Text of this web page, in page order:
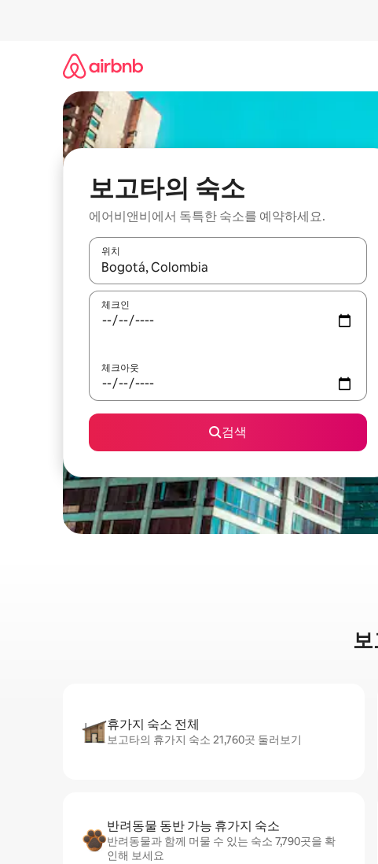
보고타의 숙소
에어비앤비에서 독특한 숙소를 예약하세요.
위치
결과가 나오면 위·아래 화살표 키를 사용하거나 터치 또는
체크인
체크아웃
검색
휴가지 숙소 전체
보고타의 휴가지 숙소 21,760곳 둘러보기
반려동물 동반 가능 휴가지 숙소
반려동물과 함께 머물 수 있는 숙소 7,790곳을 확
인해 보세요